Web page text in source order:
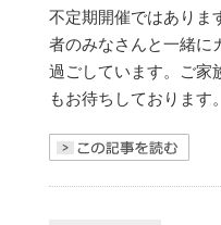
不定期開催ではありま
者のみなさんと一緒に
過ごしています。ご家
もお待ちしております。